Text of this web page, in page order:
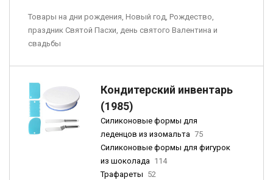
Товары на дни рождения, Новый год, Рождество,
праздник Святой Пасхи, день святого Валентина и
свадьбы
Кондитерский инвентарь
(1985)
Силиконовые формы для
леденцов из изомальта 75
Силиконовые формы для фигурок
из шоколада 114
Трафареты 52